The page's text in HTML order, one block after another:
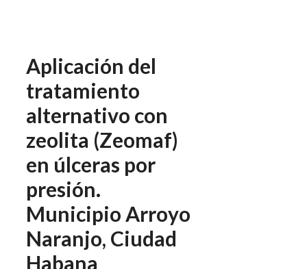
Aplicación del
tratamiento
alternativo con
zeolita (Zeomaf)
en úlceras por
presión.
Municipio Arroyo
Naranjo, Ciudad
Habana